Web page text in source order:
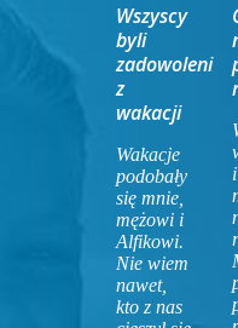
Wszyscy
byli
zadowoleni
z
wakacji
Wakacje
podobały
się mnie,
mężowi i
Alfikowi.
Nie wiem
nawet,
kto z nas